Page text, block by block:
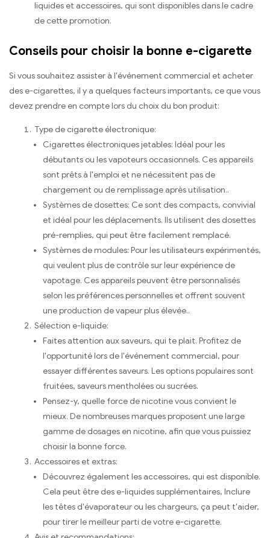
liquides et accessoires, qui sont disponibles dans le cadre
de cette promotion.
Conseils pour choisir la bonne e-cigarette
Si vous souhaitez assister à l'événement commercial et acheter
des e-cigarettes, il y a quelques facteurs importants, ce que vous
devez prendre en compte lors du choix du bon produit:
Type de cigarette électronique:
Cigarettes électroniques jetables: Idéal pour les
débutants ou les vapoteurs occasionnels. Ces appareils
sont prêts à l'emploi et ne nécessitent pas de
chargement ou de remplissage après utilisation..
Systèmes de dosettes: Ce sont des compacts, convivial
et idéal pour les déplacements. Ils utilisent des dosettes
pré-remplies, qui peut être facilement remplacé.
Systèmes de modules: Pour les utilisateurs expérimentés,
qui veulent plus de contrôle sur leur expérience de
vapotage. Ces appareils peuvent être personnalisés
selon les préférences personnelles et offrent souvent
une production de vapeur plus élevée..
Sélection e-liquide:
Faites attention aux saveurs, qui te plait. Profitez de
l'opportunité lors de l'événement commercial, pour
essayer différentes saveurs. Les options populaires sont
fruitées, saveurs mentholées ou sucrées.
Pensez-y, quelle force de nicotine vous convient le
mieux. De nombreuses marques proposent une large
gamme de dosages en nicotine, afin que vous puissiez
choisir la bonne force.
Accessoires et extras:
Découvrez également les accessoires, qui est disponible.
Cela peut être des e-liquides supplémentaires, Inclure
les têtes d'évaporateur ou les chargeurs, ça peut t'aider,
pour tirer le meilleur parti de votre e-cigarette.